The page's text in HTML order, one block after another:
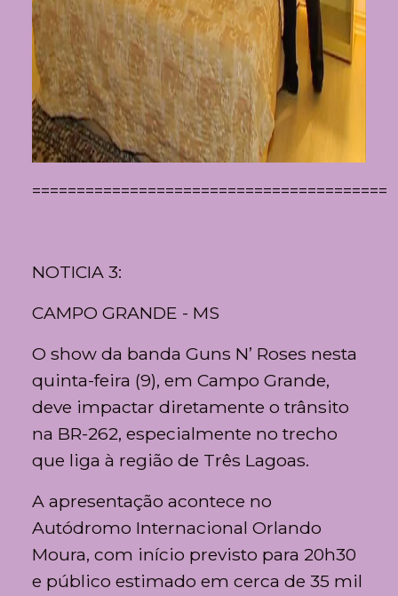
NOTICIA 3:
CAMPO GRANDE - MS
O show da banda Guns N’ Roses nesta
quinta-feira (9), em Campo Grande,
deve impactar diretamente o trânsito
na BR-262, especialmente no trecho
que liga à região de Três Lagoas.
A apresentação acontece no
Autódromo Internacional Orlando
Moura, com início previsto para 20h30
e público estimado em cerca de 35 mil